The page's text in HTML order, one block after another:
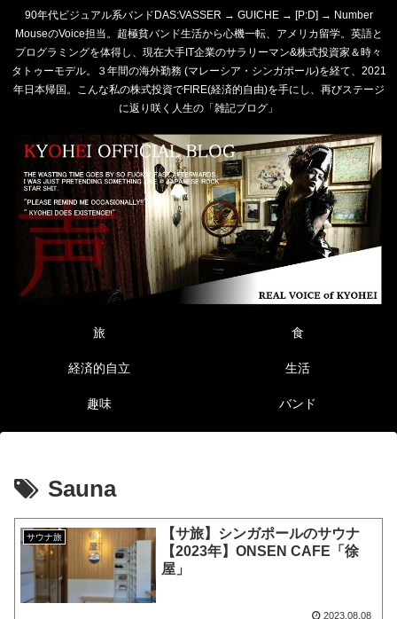
90年代ビジュアル系バンドDAS:VASSER → GUICHE → [P:D] → Number
MouseのVoice担当。超極貧バンド生活から心機一転、アメリカ留学。英語と
プログラミングを体得し、現在大手IT企業のサラリーマン&株式投資家＆時々
タトゥーモデル。３年間の海外勤務 (マレーシア・シンガポール)を経て、2021
年日本帰国。こんな私の株式投資でFIRE(経済的自由)を手にし、再びステージ
に返り咲く人生の「雑記ブログ」
旅 食
経済的自立 生活
趣味 バンド
Sauna
サウナ旅
【サ旅】シンガポールのサウナ
【2023年】ONSEN CAFE「徐
屋」
2023.08.08